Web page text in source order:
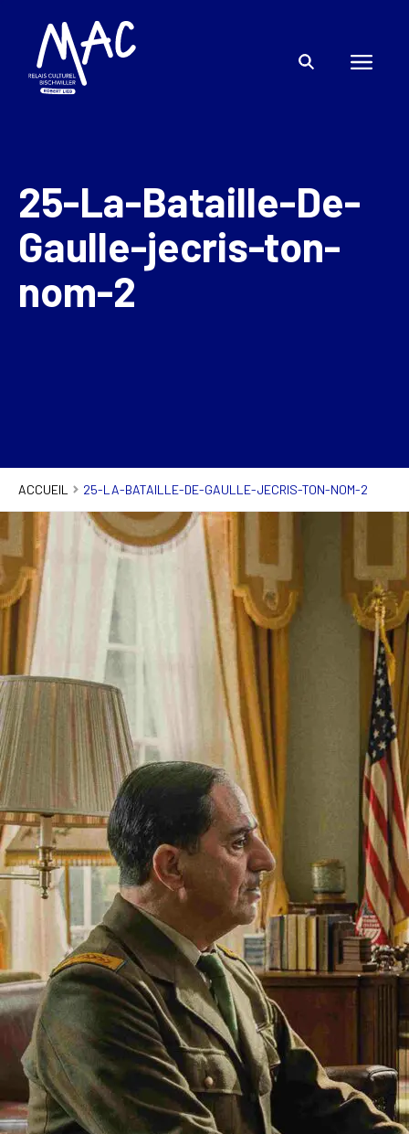
25-La-Bataille-De-
Gaulle-jecris-ton-
nom-2
ACCUEIL 25-LA-BATAILLE-DE-GAULLE-JECRIS-TON-NOM-2